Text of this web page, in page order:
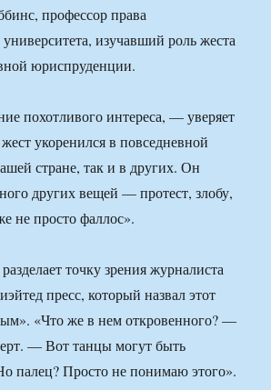
профессор права
изучавший роль жеста
юриспруденции.
похотливого интереса, — уверяет
укоренился в повседневной
стране, так и в других. Он
других вещей — протест, злобу,
не просто фаллос».
точку зрения журналиста
пресс, который назвал этот
«Что же в нем откровенного? —
— Вот танцы могут быть
палец? Просто не понимаю этого».